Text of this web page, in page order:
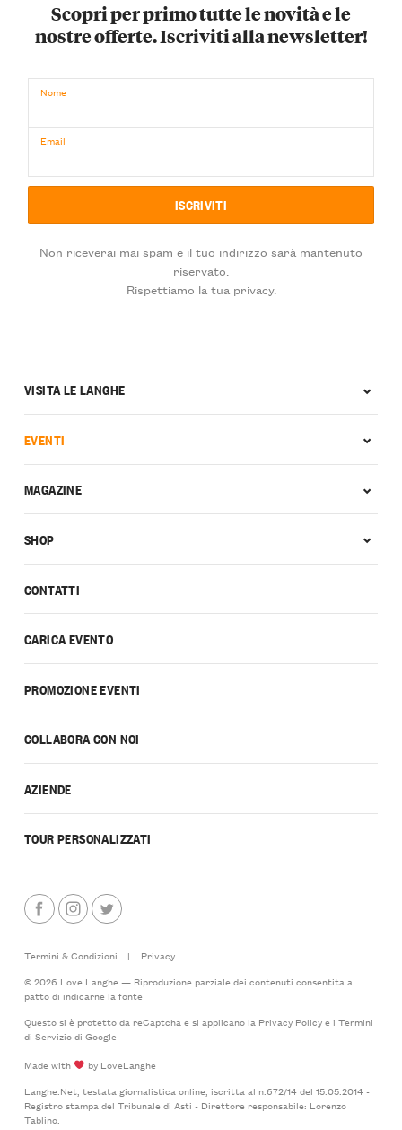
Scopri per primo tutte le novità e le
nostre offerte. Iscriviti alla newsletter!
Nome
Email
Non riceverai mai spam e il tuo indirizzo sarà mantenuto
riservato.
Rispettiamo la tua privacy.
CONTATTI
CARICA EVENTO
PROMOZIONE EVENTI
COLLABORA CON NOI
AZIENDE
TOUR PERSONALIZZATI
VISITA LE LANGHE
EVENTI
MAGAZINE
SHOP
Termini & Condizioni |
Privacy
© 2026 Love Langhe — Riproduzione parziale dei contenuti consentita a
patto di indicarne la fonte
Questo si è protetto da reCaptcha e si applicano la Privacy Policye i Termini
di Serviziodi Google
Made with
by LoveLanghe
Langhe.Net, testata giornalistica online, iscritta al n.672/14 del 15.05.2014 -
Registro stampa del Tribunale di Asti - Direttore responsabile: Lorenzo
Tablino.